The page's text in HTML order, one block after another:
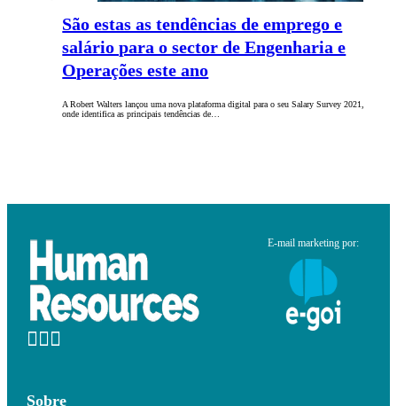
São estas as tendências de emprego e
salário para o sector de Engenharia e
Operações este ano
A Robert Walters lançou uma nova plataforma digital para o seu Salary Survey 2021,
onde identifica as principais tendências de…
E-mail marketing por:
Sobre